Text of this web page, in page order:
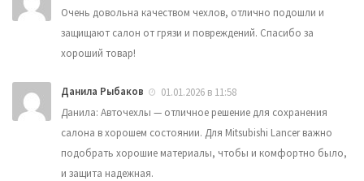
Очень довольна качеством чехлов, отлично подошли и
защищают салон от грязи и повреждений. Спасибо за
хороший товар!
Данила Рыбаков
01.01.2026 в 11:58
Данила: Авточехлы — отличное решение для сохранения
салона в хорошем состоянии. Для Mitsubishi Lancer важно
подобрать хорошие материалы, чтобы и комфортно было,
и защита надежная.